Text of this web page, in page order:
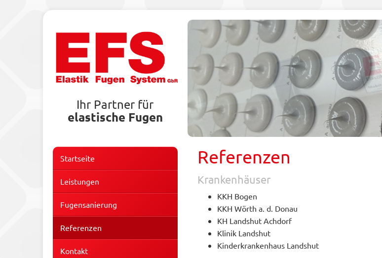
Ihr Partner für
elastische Fugen
Startseite
Leistungen
Fugensanierung
Referenzen
Kontakt
Referenzen
Krankenhäuser
KKH Bogen
KKH Wörth a. d. Donau
KH Landshut Achdorf
Klinik Landshut
Kinderkrankenhaus Landshut